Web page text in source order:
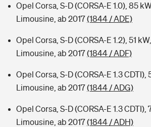
Opel Corsa, S-D (CORSA-E 1.0), 85
Limousine, ab 2017(1844 / ADE)
Opel Corsa, S-D (CORSA-E 1.2), 51
Limousine, ab 2017(1844 / ADF)
Opel Corsa, S-D (CORSA-E 1.3 CDTI),
Limousine, ab 2017(1844 / ADG)
Opel Corsa, S-D (CORSA-E 1.3 CDTI),
Limousine, ab 2017(1844 / ADH)